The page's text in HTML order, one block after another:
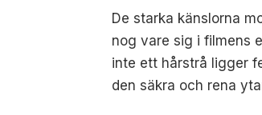
De starka känslorna
nog vare sig i filmens
inte ett hårstrå ligger
den säkra och rena